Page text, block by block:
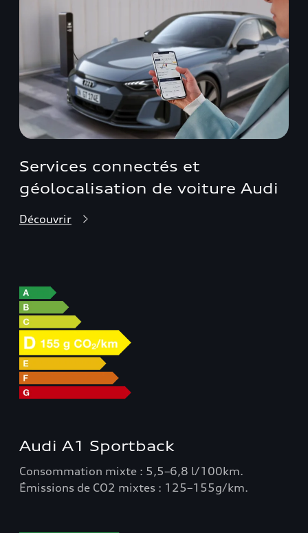
Services connectés et
géolocalisation de voiture Audi
Découvrir
Audi A1 Sportback
Consommation mixte : 5,5–6,8 l/100km.
Émissions de CO2 mixtes : 125–155g/km.